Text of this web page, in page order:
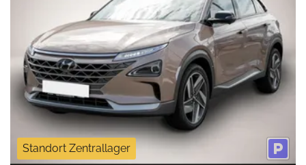
Standort Zentrallager